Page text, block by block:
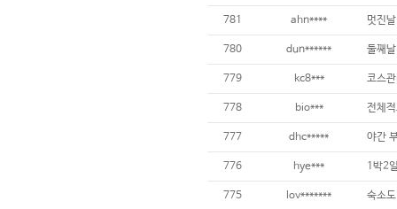
781 ahn****
780 dun******
779 kc8*** 코스
778 bio*** 전체
777 dhc*****
776 hye***
775 lov*******